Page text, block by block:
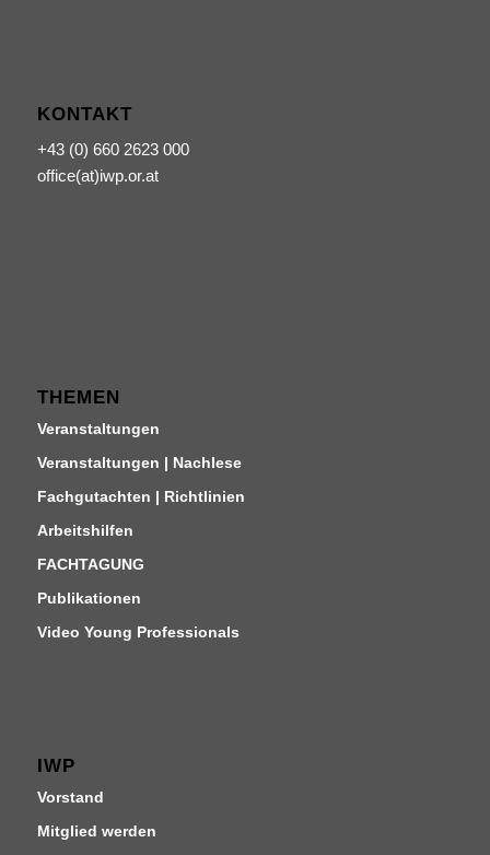
KONTAKT
+43 (0) 660 2623 000
office(at)iwp.or.at
THEMEN
Veranstaltungen
Veranstaltungen | Nachlese
Fachgutachten | Richtlinien
Arbeitshilfen
FACHTAGUNG
Publikationen
Video Young Professionals
IWP
Vorstand
Mitglied werden